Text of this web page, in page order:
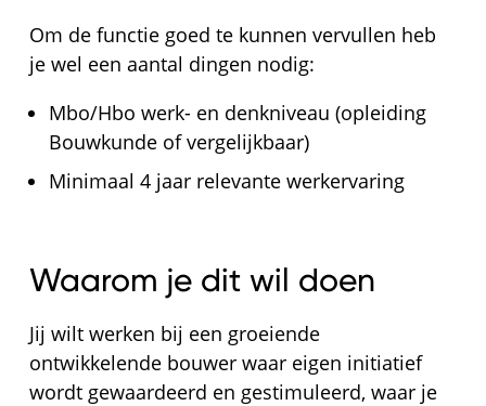
Om de functie goed te kunnen vervullen heb
je wel een aantal dingen nodig:
Mbo/Hbo werk- en denkniveau (opleiding
Bouwkunde of vergelijkbaar)
Minimaal 4 jaar relevante werkervaring
Waarom je dit wil doen
Jij wilt werken bij een groeiende
ontwikkelende bouwer waar eigen initiatief
wordt gewaardeerd en gestimuleerd, waar je